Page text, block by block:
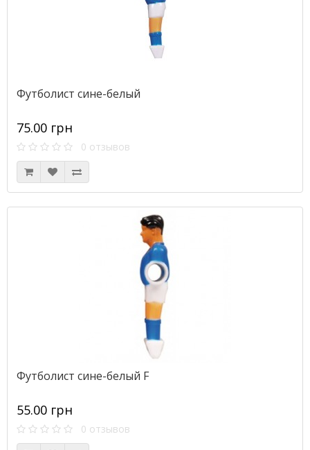
Футболист сине-белый
75.00 грн
0 отзывов
Футболист сине-белый F
55.00 грн
0 отзывов